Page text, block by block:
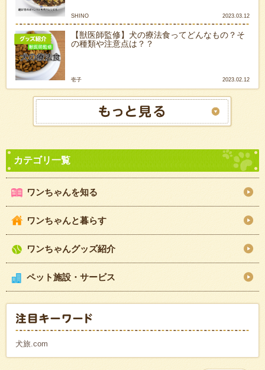
SHINO 2023.03.12
【獣医師監修】犬の療法食ってどんなもの？そ
の種類や注意点は？？
壱子 2023.02.12
ワンちゃんを知る
ワンちゃんと暮らす
ワンちゃんグッズ紹介
ペット施設・サービス
犬旅.com